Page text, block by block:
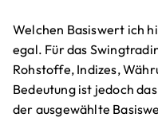
Welchen Basiswert ich
egal. Für das
Rohstoffe, Indizes,
Bedeutung ist jedoch
der ausgewählte